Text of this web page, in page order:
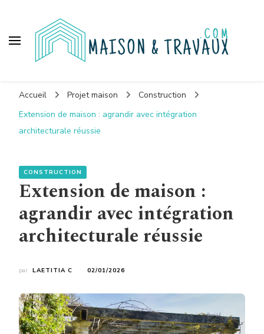
Accueil Projet maison
Construction
Extension de maison : agrandir avec intégration
architecturale réussie
CONSTRUCTION
Extension de maison :
agrandir avec intégration
architecturale réussie
par LAETITIA C 02/01/2026